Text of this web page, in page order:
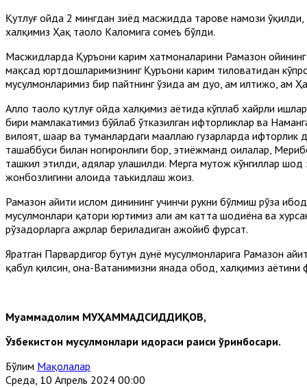
Қутлуғ ойда 2 мингдан зиёд масжидда таровеҳ намози
халқимиз Ҳақ таоло Каломига сомеъ бўлди.
Масжидларда Қуръони карим хатмоналарини Рамазон
мақсад юртдошларимизнинг Қуръони карим тиловатидан
мусулмонларимиз бир пайтнинг ўзида ҳам дуо, ҳам илтижо, ҳам
Аллоҳ таоло қутлуғ ойда халқимиз ҳаётида кўплаб хайрли
бири мамлакатимиз бўйлаб ўтказилган ифторликлар ва
вилоят, шаҳар ва туманлардаги маҳаллаю гузарларда
ташаббуси билан ногиронлиги бор, эҳтиёжманд оилалар,
ташкил этилди, ҳадялар улашилди. Меҳрга муҳтож кўнгиллар
жонбозлигини алоҳида таъкидлаш жоиз.
Рамазон ҳайити ислом динининг учинчи рукни бўлмиш рўза
мусулмонлари қатори юртимиз аҳли ҳам катта шодиёна ва
рўзадорларга ажрлар бериладиган ажойиб фурсат.
Яратган Парвардигор бутун дунё мусулмонларига Рамазон
қабул қилсин, она-Ватанимизни янада обод, халқимиз ҳаётини
Муҳаммадолим МУҲАММАДСИДДИҚОВ,
Ўзбекистон мусулмонлари идораси раиси ўринбосари.
Бўлим Мақолалар
Среда, 10 Апрель 2024 00:00